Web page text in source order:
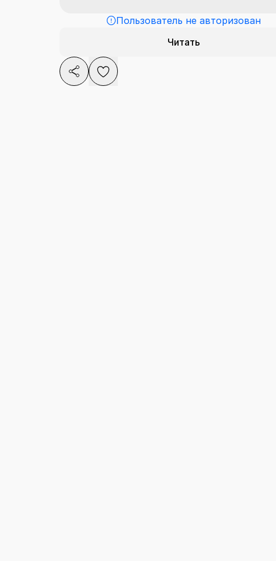
Пользователь не авторизован
Читать